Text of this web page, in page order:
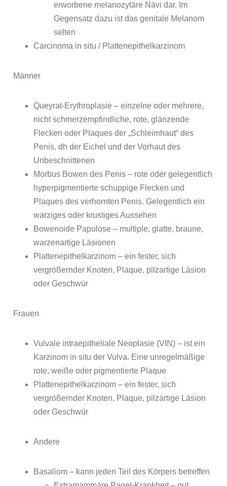
erworbene melanozytäre Nävi dar. Im
Gegensatz dazu ist das genitale Melanom
selten
Carcinoma in situ / Plattenepithelkarzinom
Männer
Queyrat-Erythroplasie – einzelne oder mehrere,
nicht schmerzempfindliche, rote, glänzende
Flecken oder Plaques der „Schleimhaut“ des
Penis, dh der Eichel und der Vorhaut des
Unbeschnittenen
Morbus Bowen des Penis – rote oder gelegentlich
hyperpigmentierte schuppige Flecken und
Plaques des verhornten Penis. Gelegentlich ein
warziges oder krustiges Aussehen
Bowenoide Papulose – multiple, glatte, braune,
warzenartige Läsionen
Plattenepithelkarzinom – ein fester, sich
vergrößernder Knoten, Plaque, pilzartige Läsion
oder Geschwür
Frauen
Vulvale intraepitheliale Neoplasie (VIN) – ist ein
Karzinom in situ der Vulva. Eine unregelmäßige
rote, weiße oder pigmentierte Plaque
Plattenepithelkarzinom – ein fester, sich
vergrößernder Knoten, Plaque, pilzartige Läsion
oder Geschwür
Andere
Basaliom – kann jeden Teil des Körpers betreffen